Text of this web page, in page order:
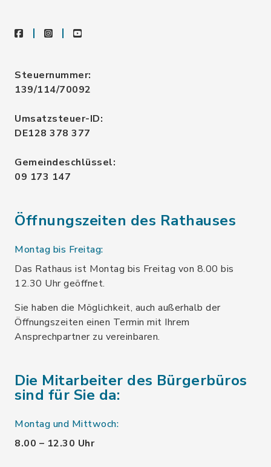
facebookinstagramyoutube
Steuernummer:
139/114/70092
Umsatzsteuer-ID:
DE128 378 377
Gemeindeschlüssel:
09 173 147
Öffnungszeiten des Rathauses
Montag bis Freitag:
Das Rathaus ist Montag bis Freitag von 8.00 bis
12.30 Uhr geöffnet.
Sie haben die Möglichkeit, auch außerhalb der
Öffnungszeiten einen Termin mit Ihrem
Ansprechpartner zu vereinbaren.
Die Mitarbeiter des Bürgerbüros
sind für Sie da:
Montag und Mittwoch:
8.00 – 12.30 Uhr